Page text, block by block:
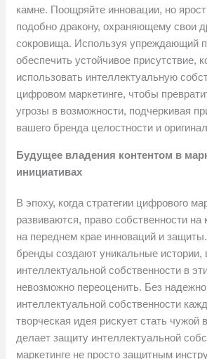
камне. Поощряйте инновации, но
подобно дракону, охраняющему свои
сокровища. Используя упреждающий
обеспечить устойчивое присутствие,
использовать интеллектуальную
цифровом маркетинге, чтобы
угрозы в возможности, подчеркивая
вашего бренда целостности и
Будущее владения контентом в
инициативах
В эпоху, когда стратегии цифрового
развиваются, право собственности на
на переднем крае инноваций и
бренды создают уникальные истории,
интеллектуальной собственности в
невозможно переоценить. Без
интеллектуальной собственности
творческая идея рискует стать чужой
делает защиту интеллектуальной
маркетинге не просто защитным